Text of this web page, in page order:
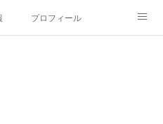
プロフィール